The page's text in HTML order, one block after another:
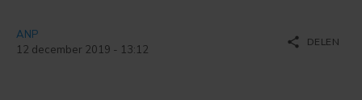
ANP
12 december 2019 - 13:12
share DELEN